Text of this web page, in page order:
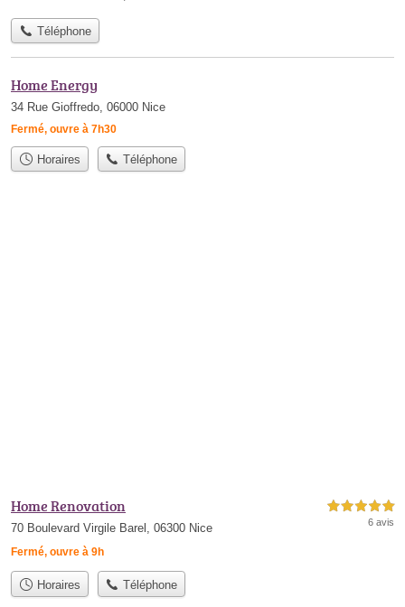
Téléphone
Home Energy
34 Rue Gioffredo, 06000 Nice
Fermé, ouvre à 7h30
Horaires Téléphone
Home Renovation
70 Boulevard Virgile Barel, 06300 Nice
Fermé, ouvre à 9h
5,0 étoiles sur 5
6 avis
Horaires Téléphone